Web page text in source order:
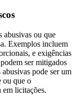
abusivas ou que
Exemplos incluem
e exigências
ser mitigados
pode ser um
ou que o
em licitações.